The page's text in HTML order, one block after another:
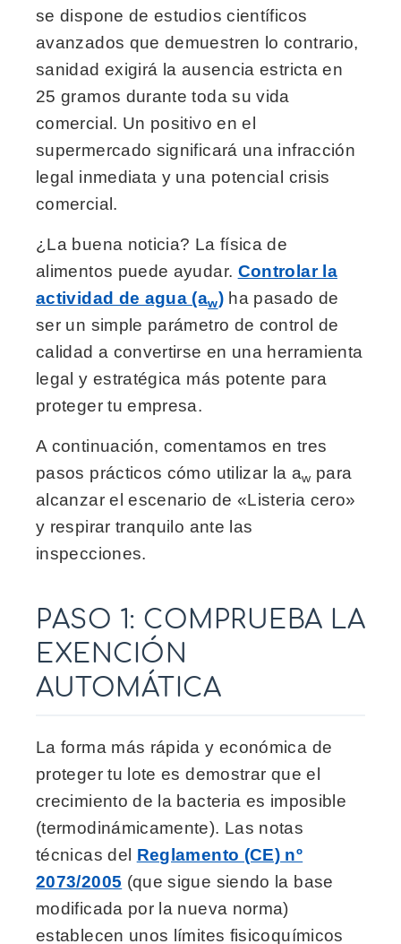
se dispone de estudios científicos
avanzados que demuestren lo contrario,
sanidad exigirá la ausencia estricta en
25 gramos durante toda su vida
comercial. Un positivo en el
supermercado significará una infracción
legal inmediata y una potencial crisis
comercial.
¿La buena noticia? La física de
alimentos puede ayudar. Controlar la
actividad de agua (aw)ha pasado de
ser un simple parámetro de control de
calidad a convertirse en una herramienta
legal y estratégica más potente para
proteger tu empresa.
A continuación, comentamos en tres
pasos prácticos cómo utilizar la aw para
alcanzar el escenario de «Listeria cero»
y respirar tranquilo ante las
inspecciones.
PASO 1: COMPRUEBA LA
EXENCIÓN
AUTOMÁTICA
La forma más rápida y económica de
proteger tu lote es demostrar que el
crecimiento de la bacteria es imposible
(termodinámicamente). Las notas
técnicas del Reglamento (CE) nº
2073/2005 (que sigue siendo la base
modificada por la nueva norma)
establecen unos límites fisicoquímicos